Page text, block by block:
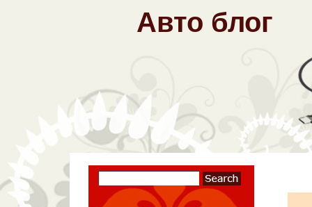
Авто блог